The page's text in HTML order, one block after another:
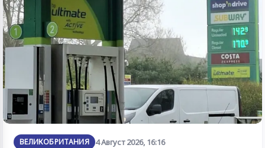
ВЕЛИКОБРИТАНИЯ 4 Август 2026, 16:16